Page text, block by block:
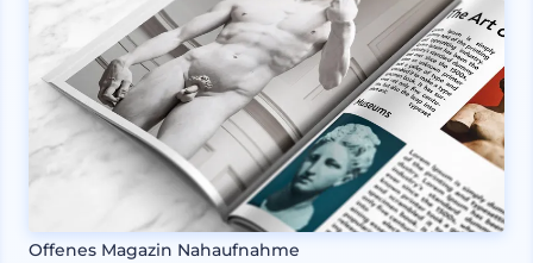
Offenes Magazin Nahaufnahme